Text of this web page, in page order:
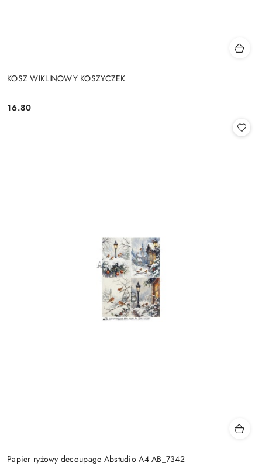
KOSZ WIKLINOWY KOSZYCZEK
Cena:
16.80
Papier ryżowy decoupage Abstudio A4 AB_7342